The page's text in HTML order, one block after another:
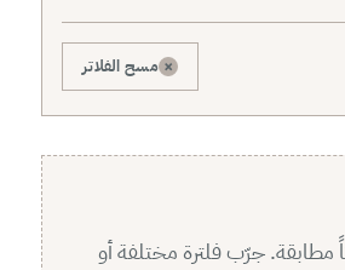
× مسح الفلاتر
مطابقة. جرّب فلترة مختلفة أو